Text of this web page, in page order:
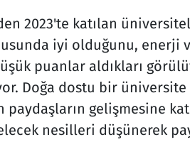
2023'te katılan
iyi olduğunu, enerji
puanlar aldıkları
Doğa dostu bir
gelişmesine
nesilleri düşünerek